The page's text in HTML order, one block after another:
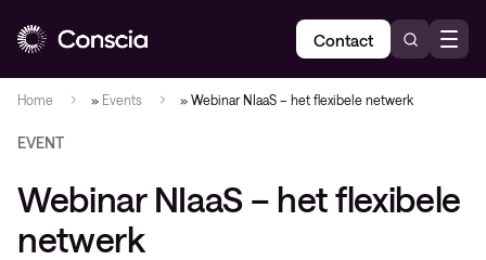
Contact
Home » Events » Webinar NIaaS – het flexibele netwerk
EVENT
Webinar NIaaS – het flexibele
netwerk